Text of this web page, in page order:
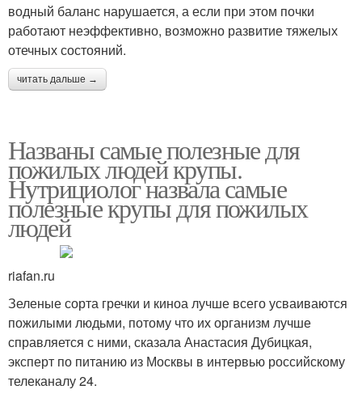
водный баланс нарушается, а если при этом почки
работают неэффективно, возможно развитие тяжелых
отечных состояний.
читать дальше →
Названы самые полезные для
пожилых людей крупы.
Нутрициолог назвала самые
полезные крупы для пожилых
людей
riafan.ru
Зеленые сорта гречки и киноа лучше всего усваиваются
пожилыми людьми, потому что их организм лучше
справляется с ними, сказала Анастасия Дубицкая,
эксперт по питанию из Москвы в интервью российскому
телеканалу 24.